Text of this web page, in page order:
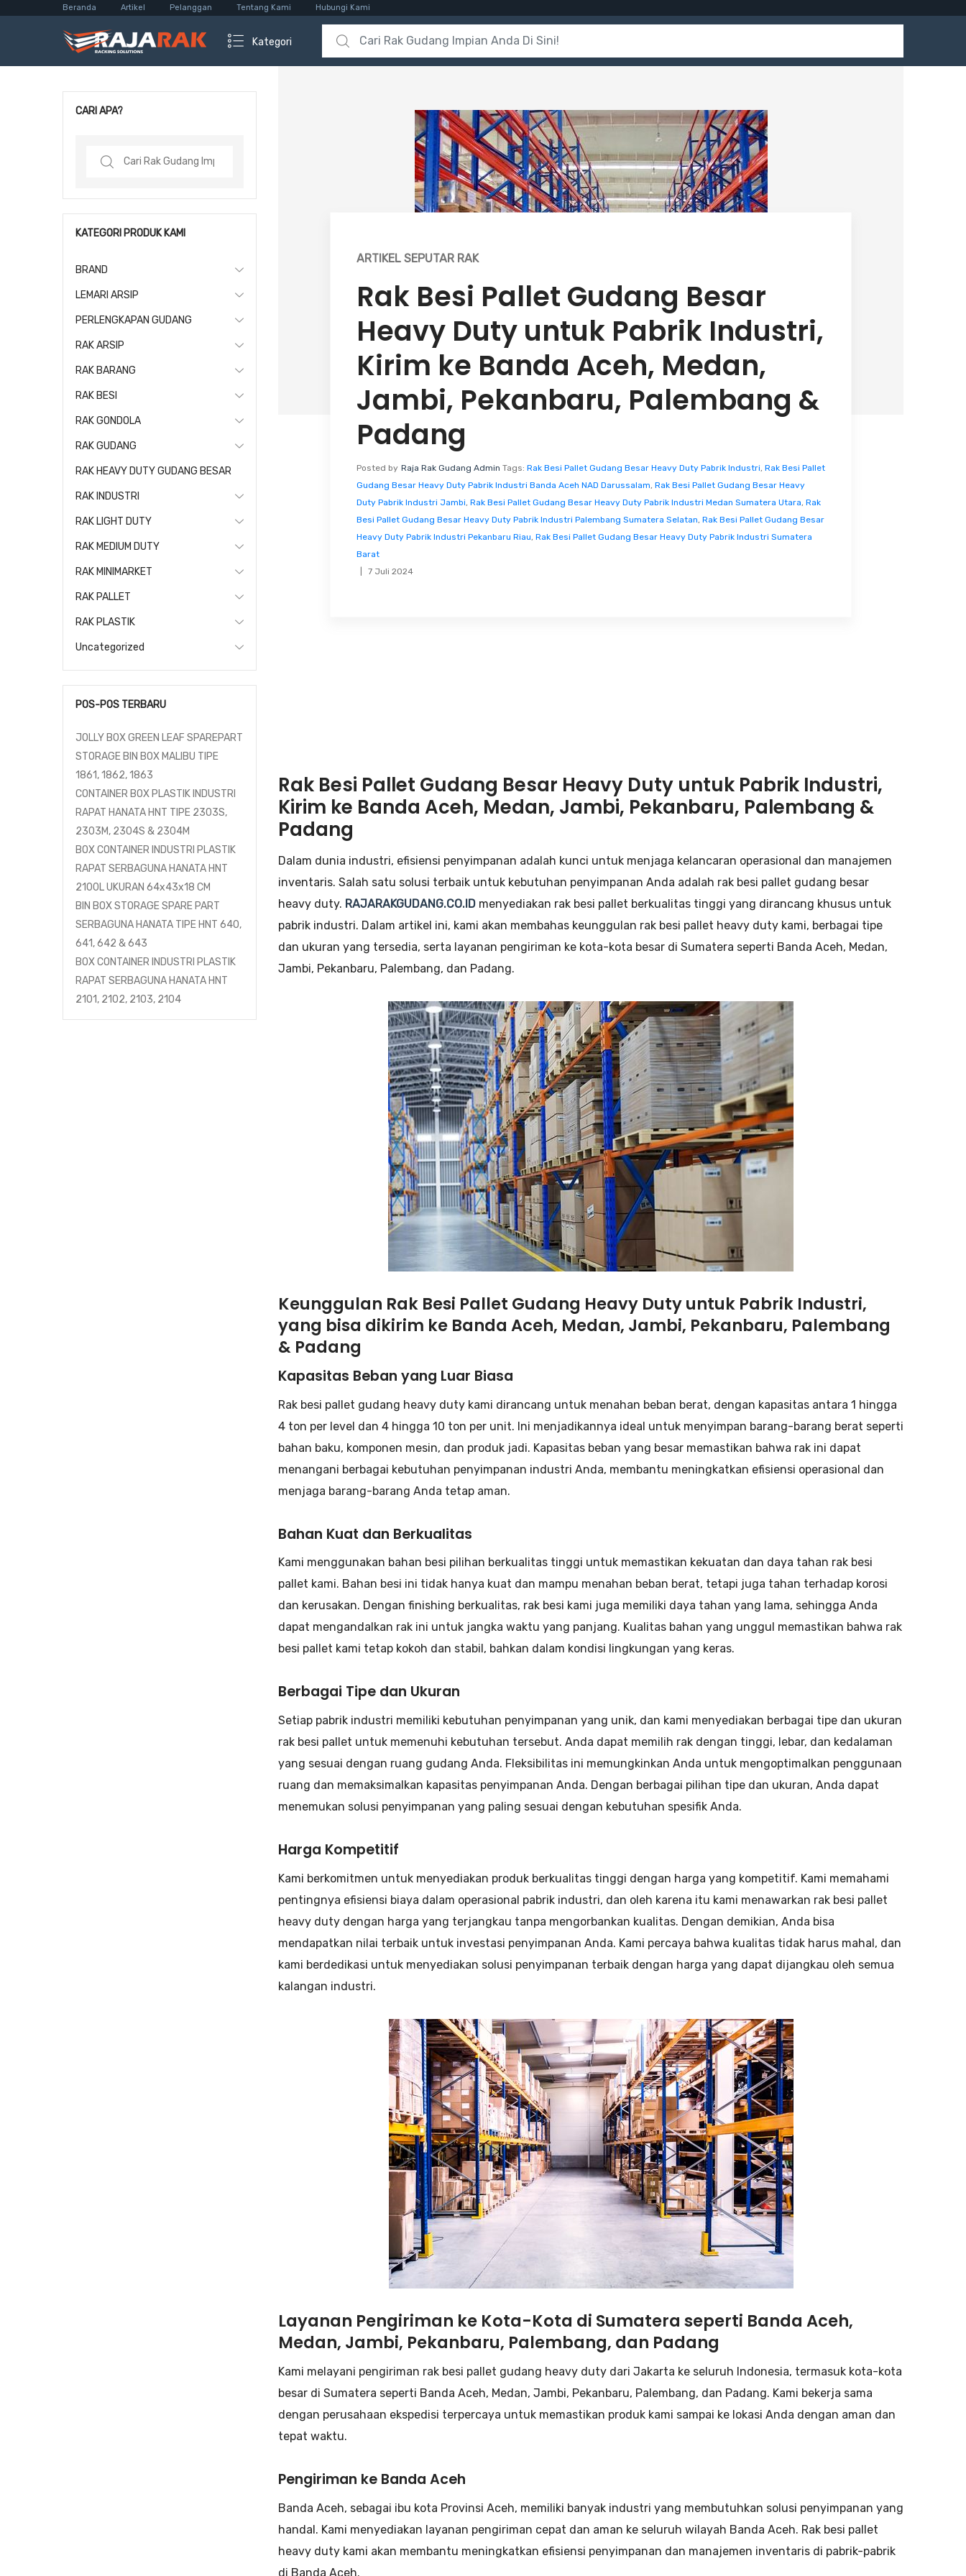
Beranda Artikel Pelanggan Tentang Kami Hubungi Kami
Kategori
Search for:
ARTIKEL SEPUTAR RAK
Rak Besi Pallet Gudang Besar
Heavy Duty untuk Pabrik Industri,
Kirim ke Banda Aceh, Medan,
Jambi, Pekanbaru, Palembang &
Padang
Posted by Raja Rak Gudang Admin Tags: Rak Besi Pallet Gudang Besar Heavy Duty Pabrik Industri Rak Besi Pallet
Gudang Besar Heavy Duty Pabrik Industri Banda Aceh NAD Darussalam Rak Besi Pallet Gudang Besar Heavy
Duty Pabrik Industri Jambi Rak Besi Pallet Gudang Besar Heavy Duty Pabrik Industri Medan Sumatera Utara Rak
Besi Pallet Gudang Besar Heavy Duty Pabrik Industri Palembang Sumatera Selatan Rak Besi Pallet Gudang Besar
Heavy Duty Pabrik Industri Pekanbaru Riau Rak Besi Pallet Gudang Besar Heavy Duty Pabrik Industri Sumatera
Barat
7 Juli 2024
Rak Besi Pallet Gudang Besar Heavy Duty untuk Pabrik Industri,
Kirim ke Banda Aceh, Medan, Jambi, Pekanbaru, Palembang &
Padang
Dalam dunia industri, efisiensi penyimpanan adalah kunci untuk menjaga kelancaran operasional dan manajemen
inventaris. Salah satu solusi terbaik untuk kebutuhan penyimpanan Anda adalah rak besi pallet gudang besar
heavy duty. RAJARAKGUDANG.CO.ID menyediakan rak besi pallet berkualitas tinggi yang dirancang khusus untuk
pabrik industri. Dalam artikel ini, kami akan membahas keunggulan rak besi pallet heavy duty kami, berbagai tipe
dan ukuran yang tersedia, serta layanan pengiriman ke kota-kota besar di Sumatera seperti Banda Aceh, Medan,
Jambi, Pekanbaru, Palembang, dan Padang.
Keunggulan Rak Besi Pallet Gudang Heavy Duty untuk Pabrik Industri,
yang bisa dikirim ke Banda Aceh, Medan, Jambi, Pekanbaru, Palembang
& Padang
Kapasitas Beban yang Luar Biasa
Rak besi pallet gudang heavy duty kami dirancang untuk menahan beban berat, dengan kapasitas antara 1 hingga
4 ton per level dan 4 hingga 10 ton per unit. Ini menjadikannya ideal untuk menyimpan barang-barang berat seperti
bahan baku, komponen mesin, dan produk jadi. Kapasitas beban yang besar memastikan bahwa rak ini dapat
menangani berbagai kebutuhan penyimpanan industri Anda, membantu meningkatkan efisiensi operasional dan
menjaga barang-barang Anda tetap aman.
Bahan Kuat dan Berkualitas
Kami menggunakan bahan besi pilihan berkualitas tinggi untuk memastikan kekuatan dan daya tahan rak besi
pallet kami. Bahan besi ini tidak hanya kuat dan mampu menahan beban berat, tetapi juga tahan terhadap korosi
dan kerusakan. Dengan finishing berkualitas, rak besi kami juga memiliki daya tahan yang lama, sehingga Anda
dapat mengandalkan rak ini untuk jangka waktu yang panjang. Kualitas bahan yang unggul memastikan bahwa rak
besi pallet kami tetap kokoh dan stabil, bahkan dalam kondisi lingkungan yang keras.
Berbagai Tipe dan Ukuran
Setiap pabrik industri memiliki kebutuhan penyimpanan yang unik, dan kami menyediakan berbagai tipe dan ukuran
rak besi pallet untuk memenuhi kebutuhan tersebut. Anda dapat memilih rak dengan tinggi, lebar, dan kedalaman
yang sesuai dengan ruang gudang Anda. Fleksibilitas ini memungkinkan Anda untuk mengoptimalkan penggunaan
ruang dan memaksimalkan kapasitas penyimpanan Anda. Dengan berbagai pilihan tipe dan ukuran, Anda dapat
menemukan solusi penyimpanan yang paling sesuai dengan kebutuhan spesifik Anda.
Harga Kompetitif
Kami berkomitmen untuk menyediakan produk berkualitas tinggi dengan harga yang kompetitif. Kami memahami
pentingnya efisiensi biaya dalam operasional pabrik industri, dan oleh karena itu kami menawarkan rak besi pallet
heavy duty dengan harga yang terjangkau tanpa mengorbankan kualitas. Dengan demikian, Anda bisa
mendapatkan nilai terbaik untuk investasi penyimpanan Anda. Kami percaya bahwa kualitas tidak harus mahal, dan
kami berdedikasi untuk menyediakan solusi penyimpanan terbaik dengan harga yang dapat dijangkau oleh semua
kalangan industri.
Layanan Pengiriman ke Kota-Kota di Sumatera seperti Banda Aceh,
Medan, Jambi, Pekanbaru, Palembang, dan Padang
Kami melayani pengiriman rak besi pallet gudang heavy duty dari Jakarta ke seluruh Indonesia, termasuk kota-kota
besar di Sumatera seperti Banda Aceh, Medan, Jambi, Pekanbaru, Palembang, dan Padang. Kami bekerja sama
dengan perusahaan ekspedisi terpercaya untuk memastikan produk kami sampai ke lokasi Anda dengan aman dan
tepat waktu.
Pengiriman ke Banda Aceh
Banda Aceh, sebagai ibu kota Provinsi Aceh, memiliki banyak industri yang membutuhkan solusi penyimpanan yang
handal. Kami menyediakan layanan pengiriman cepat dan aman ke seluruh wilayah Banda Aceh. Rak besi pallet
heavy duty kami akan membantu meningkatkan efisiensi penyimpanan dan manajemen inventaris di pabrik-pabrik
di Banda Aceh.
CARI APA?
Search
KATEGORI PRODUK KAMI
BRAND
LEMARI ARSIP
PERLENGKAPAN GUDANG
RAK ARSIP
RAK BARANG
RAK BESI
RAK GONDOLA
RAK GUDANG
RAK HEAVY DUTY GUDANG BESAR
RAK INDUSTRI
RAK LIGHT DUTY
RAK MEDIUM DUTY
RAK MINIMARKET
RAK PALLET
RAK PLASTIK
Uncategorized
POS-POS TERBARU
JOLLY BOX GREEN LEAF SPAREPART
STORAGE BIN BOX MALIBU TIPE
1861, 1862, 1863
CONTAINER BOX PLASTIK INDUSTRI
RAPAT HANATA HNT TIPE 2303S,
2303M, 2304S & 2304M
BOX CONTAINER INDUSTRI PLASTIK
RAPAT SERBAGUNA HANATA HNT
2100L UKURAN 64x43x18 CM
BIN BOX STORAGE SPARE PART
SERBAGUNA HANATA TIPE HNT 640,
641, 642 & 643
BOX CONTAINER INDUSTRI PLASTIK
RAPAT SERBAGUNA HANATA HNT
2101, 2102, 2103, 2104